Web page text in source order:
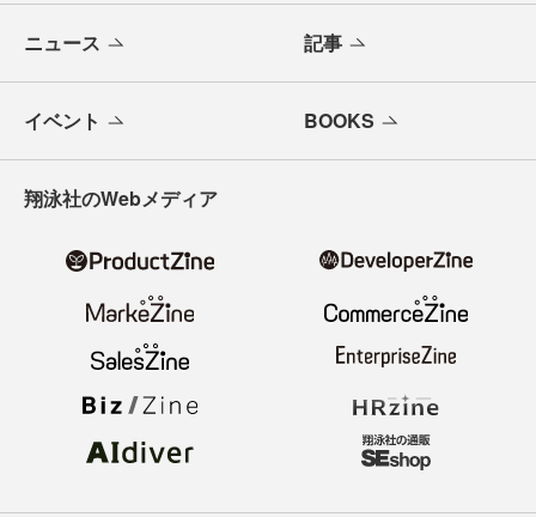
ニュース 記事
イベント BOOKS
翔泳社のWebメディア